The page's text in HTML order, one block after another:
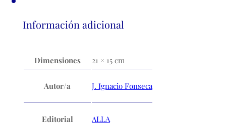
Información adicional
Dimensiones 21 × 15 cm
Autor/a J. Ignacio Fonseca
Editorial ALLA